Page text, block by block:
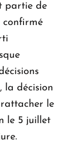
partie de
confirmé
la décision
rattacher le
le 5 juillet